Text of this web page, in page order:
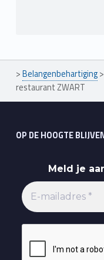
>Belangenbehartiging>
restaurant ZWART
OP DE HOOGTE
Meld je